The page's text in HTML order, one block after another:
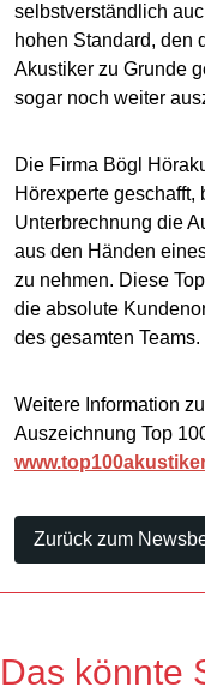
selbstverständlich
hohen Standard, den
Akustiker zu Grunde
sogar noch weiter
Die Firma Bögl
Hörexperte geschafft,
Unterbrechnung die
aus den Händen
zu nehmen. Diese
die absolute
des gesamten Teams.
Weitere Information
Auszeichnung Top
Zurück zum
Das könnte